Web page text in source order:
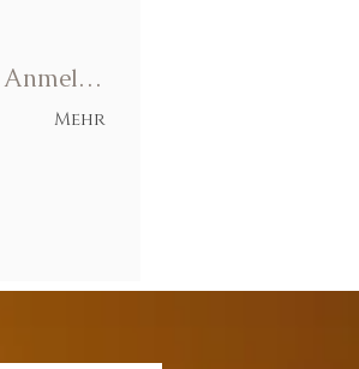
Anmelden
Mehr